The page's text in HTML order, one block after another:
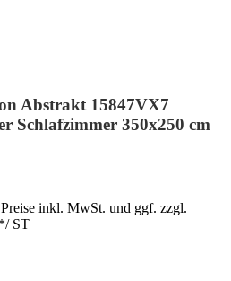
Abstrakt 15847VX7
Schlafzimmer 350x250 cm
inkl. MwSt. und ggf. zzgl.
*/ ST